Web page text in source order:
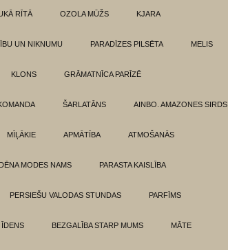
RĪTĀ OZOLA MŪŽS KJARA
UN NIKNUMU PARADĪZES PILSĒTA MELIS
KLONS GRĀMATNĪCA PARĪZĒ
ŠARLATĀNS AINBO. AMAZONES SIRDS
MĪĻĀKIE APMĀTĪBA ATMOŠANĀS
MODES NAMS PARASTA KAISLĪBA
PERSIEŠU VALODAS STUNDAS PARFĪMS
ĪDENS BEZGALĪBA STARP MUMS MĀTE